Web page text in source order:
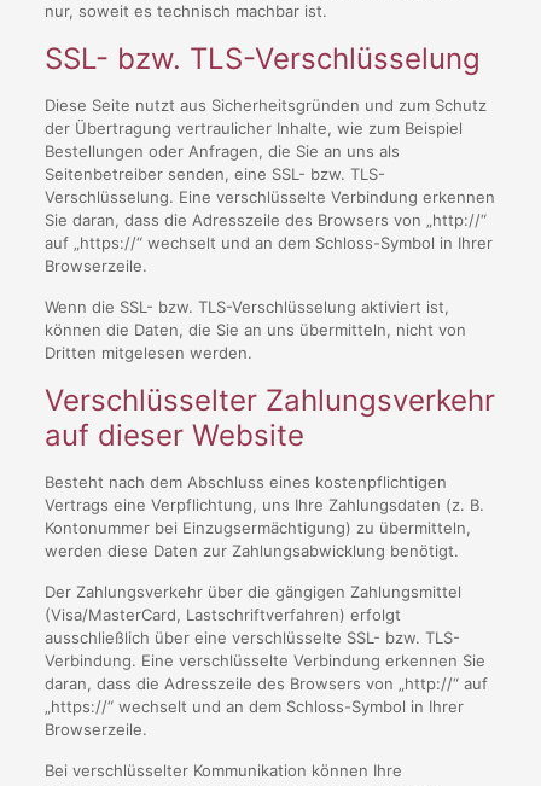
nur, soweit es technisch machbar ist.
SSL- bzw. TLS-Verschlüsselung
Diese Seite nutzt aus Sicherheitsgründen und zum Schutz
der Übertragung vertraulicher Inhalte, wie zum Beispiel
Bestellungen oder Anfragen, die Sie an uns als
Seitenbetreiber senden, eine SSL- bzw. TLS-
Verschlüsselung. Eine verschlüsselte Verbindung erkennen
Sie daran, dass die Adresszeile des Browsers von „http://“
auf „https://“ wechselt und an dem Schloss-Symbol in Ihrer
Browserzeile.
Wenn die SSL- bzw. TLS-Verschlüsselung aktiviert ist,
können die Daten, die Sie an uns übermitteln, nicht von
Dritten mitgelesen werden.
Verschlüsselter Zahlungsverkehr
auf dieser Website
Besteht nach dem Abschluss eines kostenpflichtigen
Vertrags eine Verpflichtung, uns Ihre Zahlungsdaten (z. B.
Kontonummer bei Einzugsermächtigung) zu übermitteln,
werden diese Daten zur Zahlungsabwicklung benötigt.
Der Zahlungsverkehr über die gängigen Zahlungsmittel
(Visa/MasterCard, Lastschriftverfahren) erfolgt
ausschließlich über eine verschlüsselte SSL- bzw. TLS-
Verbindung. Eine verschlüsselte Verbindung erkennen Sie
daran, dass die Adresszeile des Browsers von „http://“ auf
„https://“ wechselt und an dem Schloss-Symbol in Ihrer
Browserzeile.
Bei verschlüsselter Kommunikation können Ihre